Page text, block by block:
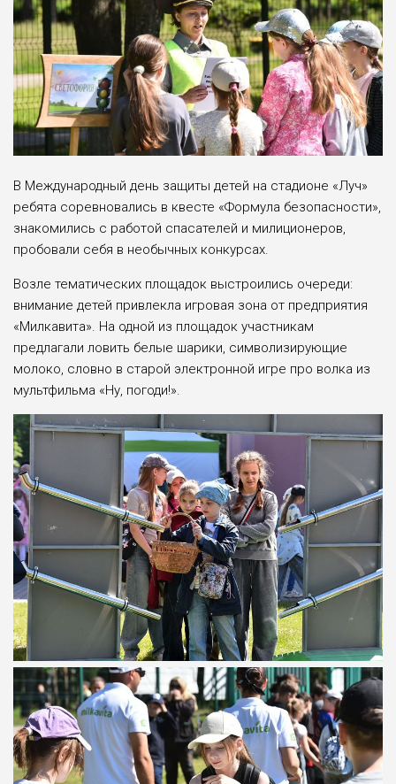
В Международный день защиты детей на стадионе «Луч»
ребята соревновались в квесте «Формула безопасности»,
знакомились с работой спасателей и милиционеров,
пробовали себя в необычных конкурсах.
Возле тематических площадок выстроились очереди:
внимание детей привлекла игровая зона от предприятия
«Милкавита». На одной из площадок участникам
предлагали ловить белые шарики, символизирующие
молоко, словно в старой электронной игре про волка из
мультфильма «Ну, погоди!».